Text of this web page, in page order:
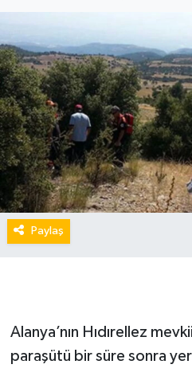
Paylaş
Alanya’nın Hıdırellez
paraşütü bir süre sonra